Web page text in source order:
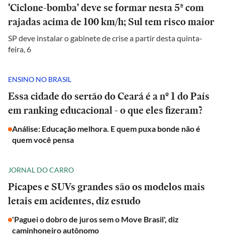
'Ciclone-bomba' deve se formar nesta 5ª com
rajadas acima de 100 km/h; Sul tem risco maior
SP deve instalar o gabinete de crise a partir desta quinta-
feira, 6
ENSINO NO BRASIL
Essa cidade do sertão do Ceará é a nº 1 do País
em ranking educacional - o que eles fizeram?
Análise: Educação melhora. E quem puxa bonde não é
quem você pensa
JORNAL DO CARRO
Picapes e SUVs grandes são os modelos mais
letais em acidentes, diz estudo
'Paguei o dobro de juros sem o Move Brasil', diz
caminhoneiro autônomo